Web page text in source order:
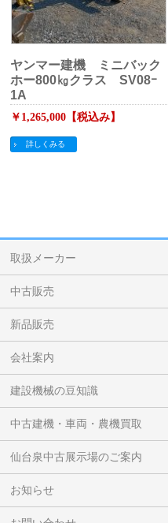
ヤンマー建機 ミニバック
ホー800㎏クラス SV08ｰ
1A
￥1,265,000【税込み】
詳しくみる
取扱メーカー
中古販売
新品販売
会社案内
建設機械の豆知識
中古建機・車両・農機買取
仙台泉中古展示場のご案内
お知らせ